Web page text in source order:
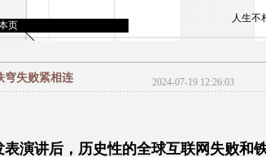
页
人生不
穹失败紧相连 2024-07-19 12:26:03
演讲后，历史性的全球互联网失败和